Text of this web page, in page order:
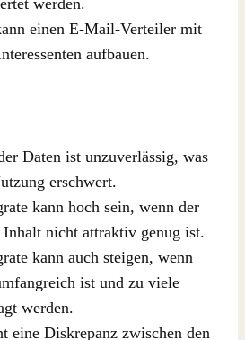
werden.
einen E-Mail-Verteiler mit
aufbauen.
Daten ist unzuverlässig, was
erschwert.
kann hoch sein, wenn der
Inhalt nicht attraktiv genug ist.
kann auch steigen, wenn
ist und zu viele
werden.
eine Diskrepanz zwischen den